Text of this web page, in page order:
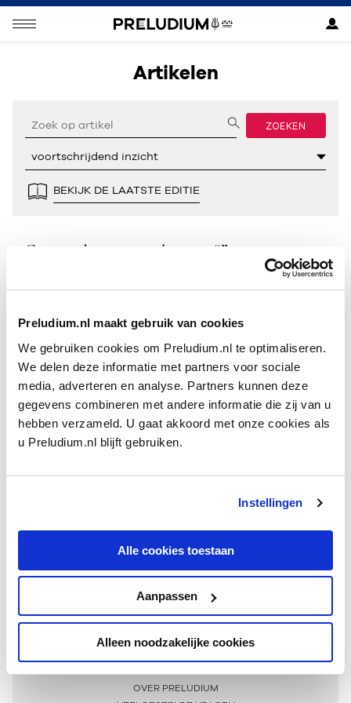
Preludium.nl maakt gebruik van cookies
We gebruiken cookies om Preludium.nl te optimaliseren.
We delen deze informatie met partners voor sociale
media, adverteren en analyse. Partners kunnen deze
gegevens combineren met andere informatie die zij van u
hebben verzameld. U gaat akkoord met onze cookies als
u Preludium.nl blijft gebruiken.
Instellingen
Alle cookies toestaan
Aanpassen
Alleen noodzakelijke cookies
Artikelen
ZOEKEN
BEKIJK DE LAATSTE EDITIE
Geen resultaten gevonden voor “”.
Meer informatie
OVER PRELUDIUM